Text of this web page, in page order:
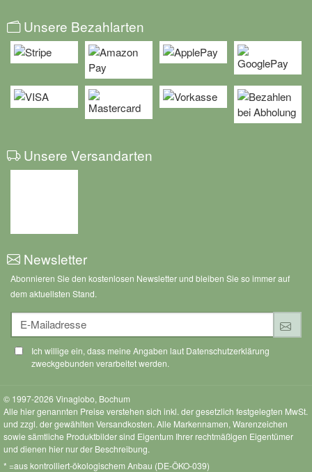
info@vinaglobo.de
Unsere Bezahlarten
Newsletter
Abonnieren Sie den kostenlosen Newsletter und bleiben Sie so immer auf
dem aktuellsten Stand.
E-Mailadresse
Ich willige ein, dass meine Angaben laut Datenschutzerklärung
zweckgebunden verarbeitet werden.
© 1997-2026 Vinaglobo, Bochum
Alle hier genannten Preise verstehen sich inkl. der gesetzlich festgelegten MwSt.
und zzgl. der gewählten Versandkosten. Alle Markennamen, Warenzeichen
sowie sämtliche Produktbilder sind Eigentum Ihrer rechtmäßigen Eigentümer
und dienen hier nur der Beschreibung.
* =aus kontrolliert-ökologischem Anbau (DE-ÖKO-039)